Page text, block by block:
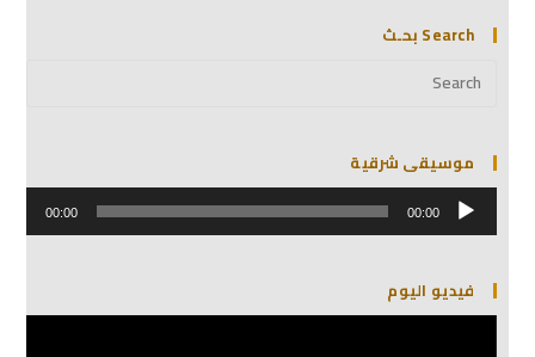
Search بحـث
موسيقى شرقية
مشغل
الصوت 00:00
00:00
فيديو اليوم
مشغل